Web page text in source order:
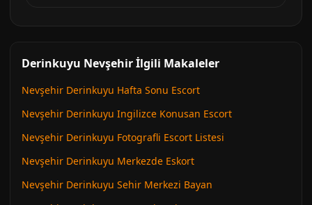
Derinkuyu Nevşehir İlgili Makaleler
Nevşehir Derinkuyu Hafta Sonu Escort
Nevşehir Derinkuyu Ingilizce Konusan Escort
Nevşehir Derinkuyu Fotografli Escort Listesi
Nevşehir Derinkuyu Merkezde Eskort
Nevşehir Derinkuyu Sehir Merkezi Bayan